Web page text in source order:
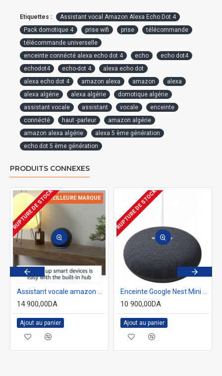
Etiquettes :
Assistant vocal Amazon Alexa Echo Dot 4
Pack domotique 4
prise wifi prise
télécommande
télécommande universelle
enceinte connécté alexa echo dot 4
echo
echo dot4
echodot4
echo-dot 4
alexa echo dot
alexa echo dot 4
amazon alexa amazon
alexa
alexa algérie
alexa algérie
domotique algérie
assistant vocale
assistant vocale
enceinte
connécté
haut -parleur
amazon algérie
amazon alexa algérie
alexa 5 ème génération
echo dot 5 ème génération
PRODUITS CONNEXES
MEILLEURE MARQUE
RUPTURE DE STOCK
14 900,00DA
Ajout au panier
RUPTURE DE STOCK
10 900,00DA
Ajout au panier